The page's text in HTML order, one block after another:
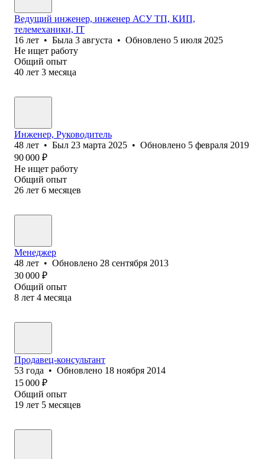
Ведущий инженер, инженер АСУ ТП, КИП,
телемеханики, IT
16 лет • Была 3 августа • Обновлено 5 июля 2025
Не ищет работу
Общий опыт
40 лет 3 месяца
Инженер, Руководитель
48 лет • Был 23 марта 2025 • Обновлено 5 февраля 2019
90 000 ₽
Не ищет работу
Общий опыт
26 лет 6 месяцев
Менеджер
48 лет • Обновлено 28 сентября 2013
30 000 ₽
Общий опыт
8 лет 4 месяца
Продавец-консультант
53 года • Обновлено 18 ноября 2014
15 000 ₽
Общий опыт
19 лет 5 месяцев